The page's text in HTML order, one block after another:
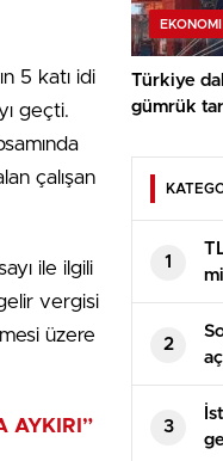
5 katı idi
geçti.
çalışan
ile ilgili
vergisi
üzere
AYKIRI”
EKONOMI
Türkiye
gümrük
1
2
3